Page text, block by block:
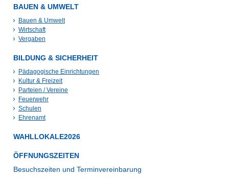
BAUEN & UMWELT
Bauen & Umwelt
Wirtschaft
Vergaben
BILDUNG & SICHERHEIT
Pädagogische Einrichtungen
Kultur & Freizeit
Parteien / Vereine
Feuerwehr
Schulen
Ehrenamt
WAHLLOKALE2026
ÖFFNUNGSZEITEN
Besuchszeiten und Terminvereinbarung